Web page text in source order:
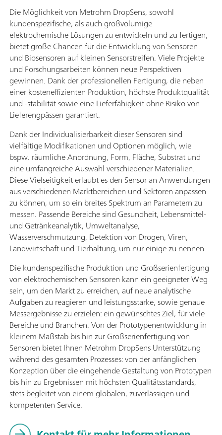
Die Möglichkeit von Metrohm DropSens, sowohl
kundenspezifische, als auch großvolumige
elektrochemische Lösungen zu entwickeln und zu fertigen,
bietet große Chancen für die Entwicklung von Sensoren
und Biosensoren auf kleinen Sensorstreifen. Viele Projekte
und Forschungsarbeiten können neue Perspektiven
gewinnen. Dank der professionellen Fertigung, die neben
einer kosteneffizienten Produktion, höchste Produktqualität
und -stabilität sowie eine Lieferfähigkeit ohne Risiko von
Lieferengpässen garantiert.
Dank der Individualisierbarkeit dieser Sensoren sind
vielfältige Modifikationen und Optionen möglich, wie
bspw. räumliche Anordnung, Form, Fläche, Substrat und
eine umfangreiche Auswahl verschiedener Materialien.
Diese Vielseitigkeit erlaubt es den Sensor an Anwendungen
aus verschiedenen Marktbereichen und Sektoren anpassen
zu können, um so ein breites Spektrum an Parametern zu
messen. Passende Bereiche sind Gesundheit, Lebensmittel-
und Getränkeanalytik, Umweltanalyse,
Wasserverschmutzung, Detektion von Drogen, Viren,
Landwirtschaft und Tierhaltung, um nur einige zu nennen.
Die kundenspezifische Produktion und Großserienfertigung
von elektrochemischen Sensoren kann ein geeigneter Weg
sein, um den Markt zu erreichen, auf neue analytische
Aufgaben zu reagieren und leistungsstarke, sowie genaue
Messergebnisse zu erzielen: ein gewünschtes Ziel, für viele
Bereiche und Branchen. Von der Prototypenentwicklung in
kleinem Maßstab bis hin zur Großserienfertigung von
Sensoren bietet Ihnen Metrohm DropSens Unterstützung
während des gesamten Prozesses: von der anfänglichen
Konzeption über die eingehende Gestaltung von Prototypen
bis hin zu Ergebnissen mit höchsten Qualitätsstandards,
stets begleitet von einem globalen, zuverlässigen und
kompetenten Service.